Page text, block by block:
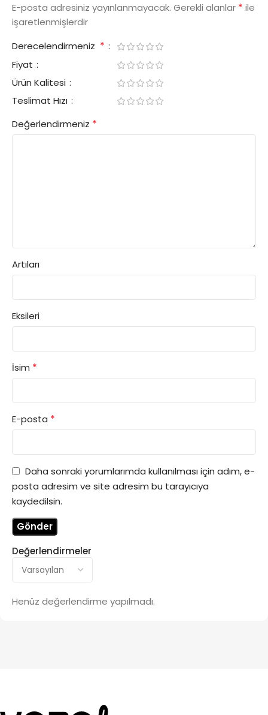
Değerlendirmeler
Henüz değerlendirme yapılmadı.
E-posta adresiniz yayınlanmayacak. Gerekli alanlar * ile
işaretlenmişlerdir
Derecelendirmeniz *
Fiyat
Ürün Kalitesi
Teslimat Hızı
Değerlendirmeniz *
Artıları
Eksileri
İsim *
E-posta *
Daha sonraki yorumlarımda kullanılması için adım, e-
posta adresim ve site adresim bu tarayıcıya
kaydedilsin.